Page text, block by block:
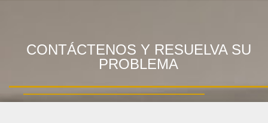
CONTÁCTENOS Y RESUELVA SU
PROBLEMA